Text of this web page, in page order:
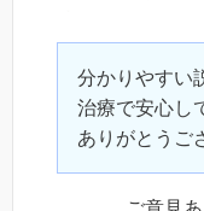
分かりやすい
治療で安心し
ありがとうご